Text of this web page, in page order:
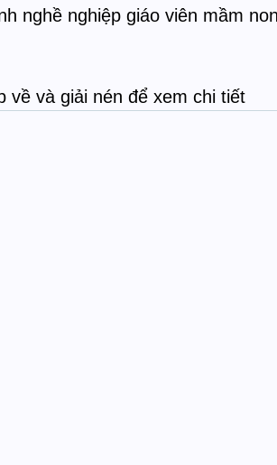
nghề nghiệp giáo viên mầm
về và giải nén để xem chi tiết